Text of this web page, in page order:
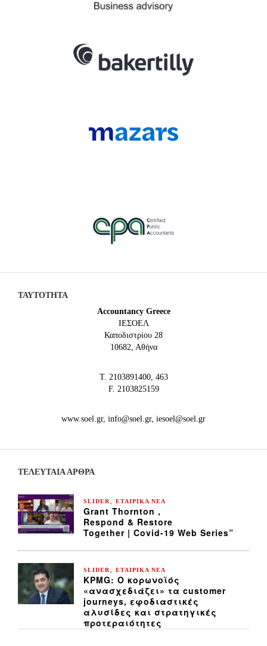
ΤΑΥΤΟΤΗΤΑ
Accountancy Greece
IEΣΟΕΛ
Καποδιστρίου 28
10682, Αθήνα
Τ. 2103891400, 463
F. 2103825159
www.soel.gr, info@soel.gr, iesoel@soel.gr
ΤΕΛΕΥΤΑΙΑ ΆΡΘΡΑ
SLIDER ΕΤΑΙΡΙΚΑ ΝΕΑ
Grant Thornton ,
Respond & Restore
Together | Covid-19 Web Series”
SLIDER ΕΤΑΙΡΙΚΑ ΝΕΑ
KPMG: Ο κορωνοϊός
«ανασχεδιάζει» τα customer
journeys, εφοδιαστικές
αλυσίδες και στρατηγικές
προτεραιότητες